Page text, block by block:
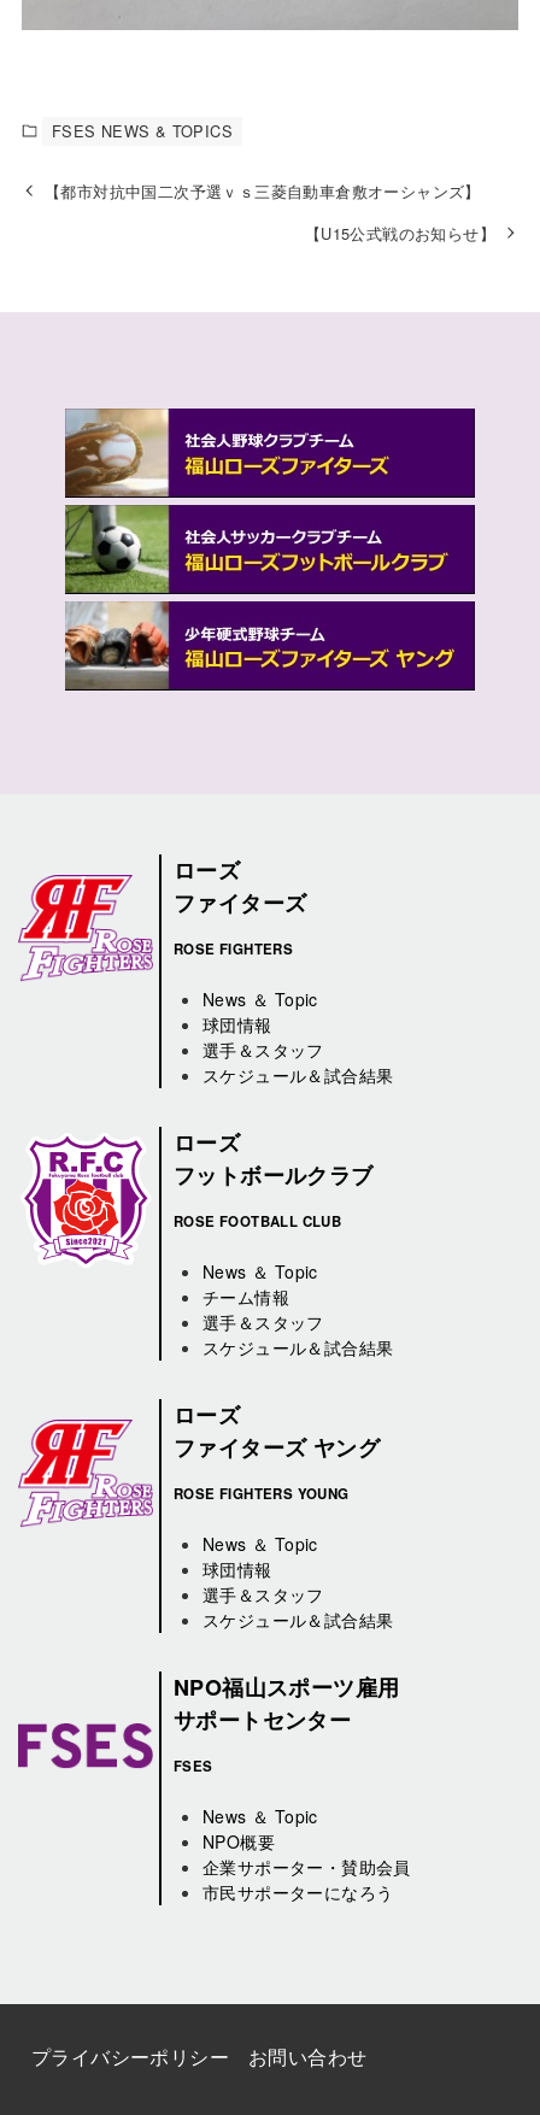
FSES NEWS & TOPICS
【都市対抗中国二次予選ｖｓ三菱自動車倉敷オーシャンズ】
【U15公式戦のお知らせ】
ローズ
ファイターズ
ROSE FIGHTERS
News ＆ Topic
球団情報
選手＆スタッフ
スケジュール＆試合結果
ローズ
フットボールクラブ
ROSE FOOTBALL CLUB
News ＆ Topic
チーム情報
選手＆スタッフ
スケジュール＆試合結果
ローズ
ファイターズ ヤング
ROSE FIGHTERS YOUNG
News ＆ Topic
球団情報
選手＆スタッフ
スケジュール＆試合結果
NPO福山スポーツ雇用
サポートセンター
FSES
News ＆ Topic
NPO概要
企業サポーター・賛助会員
市民サポーターになろう
プライバシーポリシー お問い合わせ